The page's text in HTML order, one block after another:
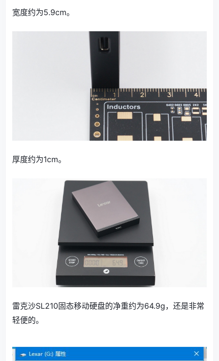
宽度约为5.9cm。
厚度约为1cm。
雷克沙SL210固态移动硬盘的净重约为64.9g，还是非常
轻便的。